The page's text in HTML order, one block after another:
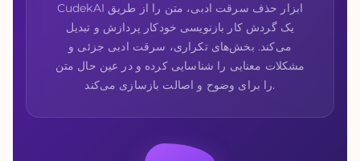
CudekAI ابزار حذف سرقت ادبی، متن را از طریق
یک گردش کار بازنویسی خودکار پردازش و تبدیل
می‌کند. بخش‌های تکراری، سرقت ادبی جزئی و
مشکلات معنایی را شناسایی کرده و در عین حال متن
را برای وضوح و اصالت بازسازی می‌کند.